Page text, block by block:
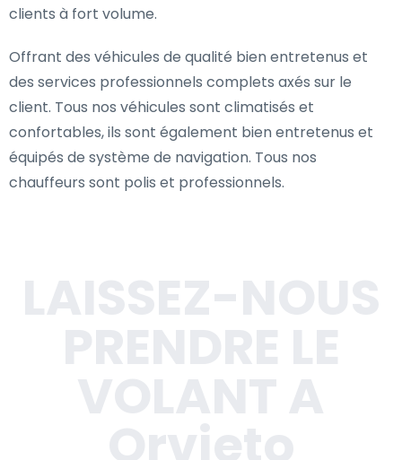
clients à fort volume.
Offrant des véhicules de qualité bien entretenus et
des services professionnels complets axés sur le
client. Tous nos véhicules sont climatisés et
confortables, ils sont également bien entretenus et
équipés de système de navigation. Tous nos
chauffeurs sont polis et professionnels.